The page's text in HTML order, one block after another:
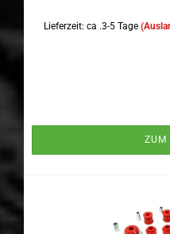
Lieferzeit: ca .3-5 Tage
ZUM